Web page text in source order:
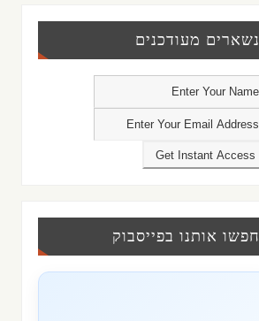
נשארים מעודכנים
חפשו אותנו בפייסבוק